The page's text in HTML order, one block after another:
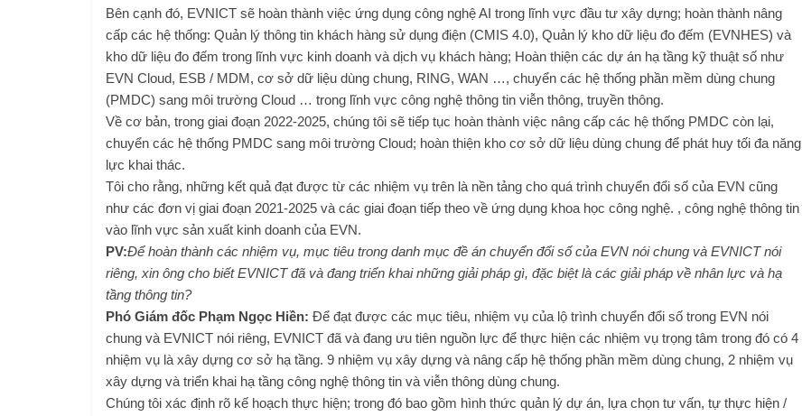
Bên cạnh đó, EVNICT sẽ hoàn thành việc ứng dụng công nghệ AI trong lĩnh vực đầu tư xây dựng; hoàn thành nâng
cấp các hệ thống: Quản lý thông tin khách hàng sử dụng điện (CMIS 4.0), Quản lý kho dữ liệu đo đếm (EVNHES) và
kho dữ liệu đo đếm trong lĩnh vực kinh doanh và dịch vụ khách hàng; Hoàn thiện các dự án hạ tầng kỹ thuật số như
EVN Cloud, ESB / MDM, cơ sở dữ liệu dùng chung, RING, WAN …, chuyển các hệ thống phần mềm dùng chung
(PMDC) sang môi trường Cloud … trong lĩnh vực công nghệ thông tin viễn thông, truyền thông.
Về cơ bản, trong giai đoạn 2022-2025, chúng tôi sẽ tiếp tục hoàn thành việc nâng cấp các hệ thống PMDC còn lại,
chuyển các hệ thống PMDC sang môi trường Cloud; hoàn thiện kho cơ sở dữ liệu dùng chung để phát huy tối đa năng
lực khai thác.
Tôi cho rằng, những kết quả đạt được từ các nhiệm vụ trên là nền tảng cho quá trình chuyển đổi số của EVN cũng
như các đơn vị giai đoạn 2021-2025 và các giai đoạn tiếp theo về ứng dụng khoa học công nghệ. , công nghệ thông tin
vào lĩnh vực sản xuất kinh doanh của EVN.
PV:Để hoàn thành các nhiệm vụ, mục tiêu trong danh mục đề án chuyển đổi số của EVN nói chung và EVNICT nói
riêng, xin ông cho biết EVNICT đã và đang triển khai những giải pháp gì, đặc biệt là các giải pháp về nhân lực và hạ
tầng thông tin?
Phó Giám đốc Phạm Ngọc Hiền: Để đạt được các mục tiêu, nhiệm vụ của lộ trình chuyển đổi số trong EVN nói
chung và EVNICT nói riêng, EVNICT đã và đang ưu tiên nguồn lực để thực hiện các nhiệm vụ trọng tâm trong đó có 4
nhiệm vụ là xây dựng cơ sở hạ tầng. 9 nhiệm vụ xây dựng và nâng cấp hệ thống phần mềm dùng chung, 2 nhiệm vụ
xây dựng và triển khai hạ tầng công nghệ thông tin và viễn thông dùng chung.
Chúng tôi xác định rõ kế hoạch thực hiện; trong đó bao gồm hình thức quản lý dự án, lựa chọn tư vấn, tự thực hiện /